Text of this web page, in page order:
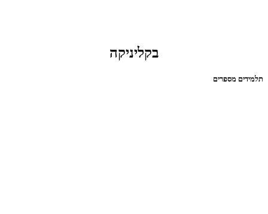
בקליניקה
תלמידים מספרים